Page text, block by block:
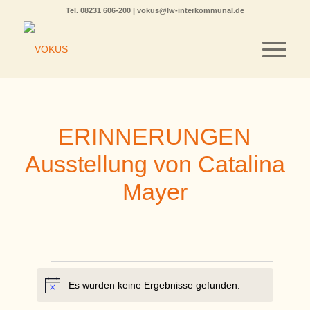
Tel. 08231 606-200 | vokus@lw-interkommunal.de
ERINNERUNGEN
Ausstellung von Catalina
Mayer
Veranstaltungen
HinweisEs wurden keine Ergebnisse gefunden.